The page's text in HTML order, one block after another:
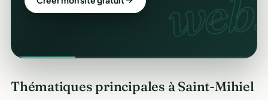
web.
Thématiques principales à Saint-Mihiel